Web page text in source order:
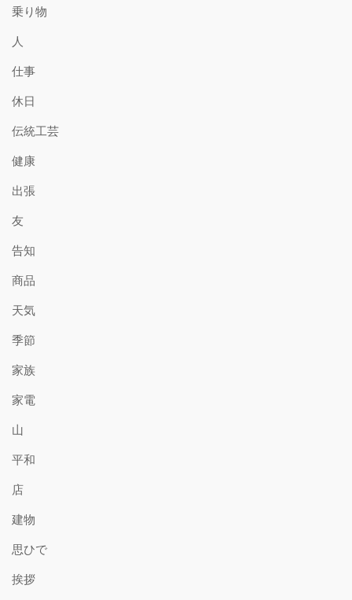
乗り物
人
仕事
休日
伝統工芸
健康
出張
友
告知
商品
天気
季節
家族
家電
山
平和
店
建物
思ひで
挨拶